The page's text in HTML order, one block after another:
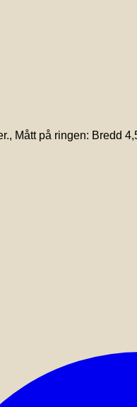
Mått på ringen: Bredd